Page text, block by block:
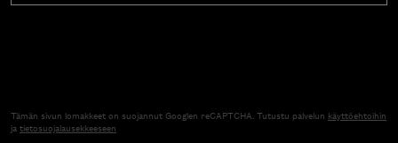
Tämän sivun lomakkeet on suojannut Googlen reCAPTCHA. Tutustu palvelun käyttöehtoihin
jatietosuojalausekkeeseen